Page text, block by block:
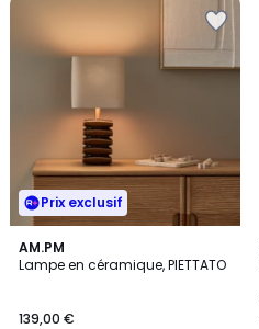
Prix exclusif
AM.PM
Lampe en céramique, PIETTATO
139,00 €